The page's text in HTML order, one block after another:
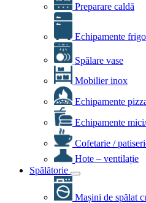
Preparare caldă
Echipamente
Spălare vase
Mobilier inox
Echipamente
Echipamente
Cofetarie /
Hote – ventilație
Spălătorie
Mașini de spălat